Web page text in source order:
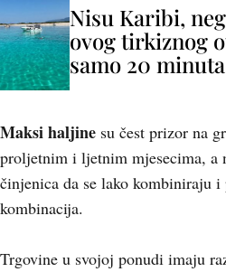
Nisu Karibi,
ovog tirkiznog
samo 20
Maksi haljine su čest prizor na
proljetnim i ljetnim mjesecima, a
činjenica da se lako kombiniraju
kombinacija.
Trgovine u svojoj ponudi imaju